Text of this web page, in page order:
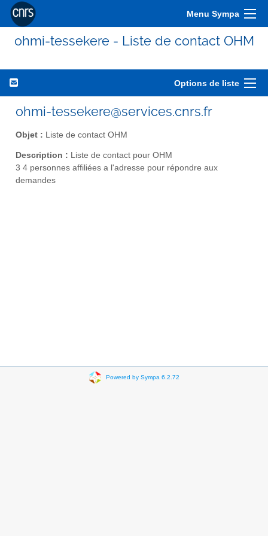
Menu Sympa
ohmi-tessekere - Liste de contact OHM
Options de liste
ohmi-tessekere@services.cnrs.fr
Objet : Liste de contact OHM
Description : Liste de contact pour OHM
3 4 personnes affiliées a l'adresse pour répondre aux
demandes
Powered by Sympa 6.2.72